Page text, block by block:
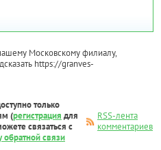
Московскому филиалу,
https://granves-
только
(регистрация для
связаться с
связи
RSS-лента
комментариев